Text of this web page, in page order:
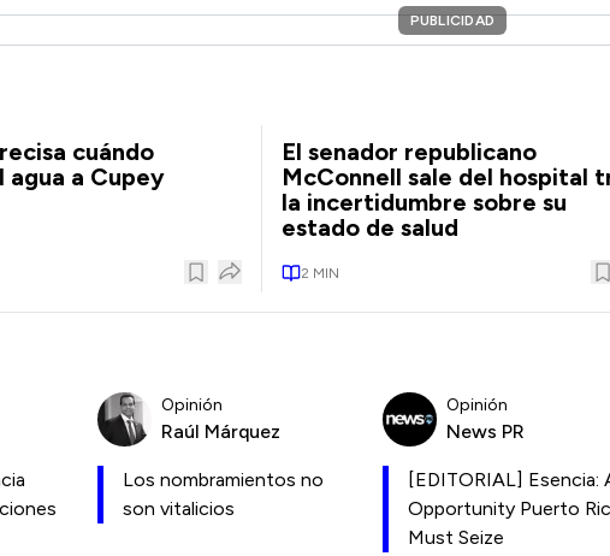
PUBLICIDAD
cuándo
agua a Cupey
El senador republicano
McConnell sale del hospital
la incertidumbre sobre su
estado de salud
2 MIN
Opinión
Raúl Márquez
Los nombramientos no
son vitalicios
Opinión
News PR
[EDITORIAL] Esencia:
Opportunity Puerto
Must Seize